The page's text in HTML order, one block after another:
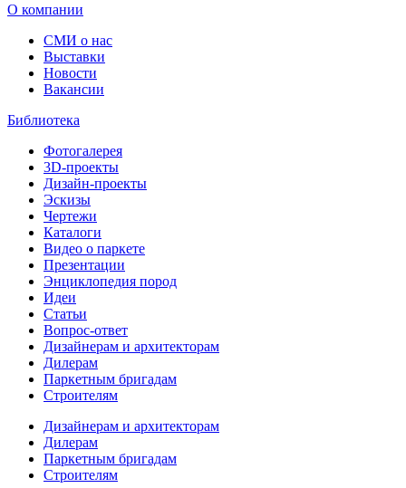
О компании
СМИ о нас
Выставки
Новости
Вакансии
Библиотека
Фотогалерея
3D-проекты
Дизайн-проекты
Эскизы
Чертежи
Каталоги
Видео о паркете
Презентации
Энциклопедия пород
Идеи
Статьи
Вопрос-ответ
Дизайнерам и архитекторам
Дилерам
Паркетным бригадам
Строителям
Дизайнерам и архитекторам
Дилерам
Паркетным бригадам
Строителям